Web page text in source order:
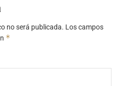
no será publicada. Los campos
*